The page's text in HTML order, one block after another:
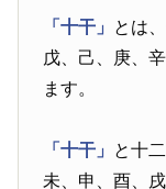
「十干」 とは
戊、己、庚、
ます。
「十干」 と十
未、申、酉、